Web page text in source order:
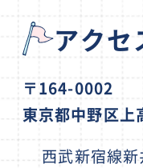
アクセ
〒164-0002
東京都中野区
西武新宿線